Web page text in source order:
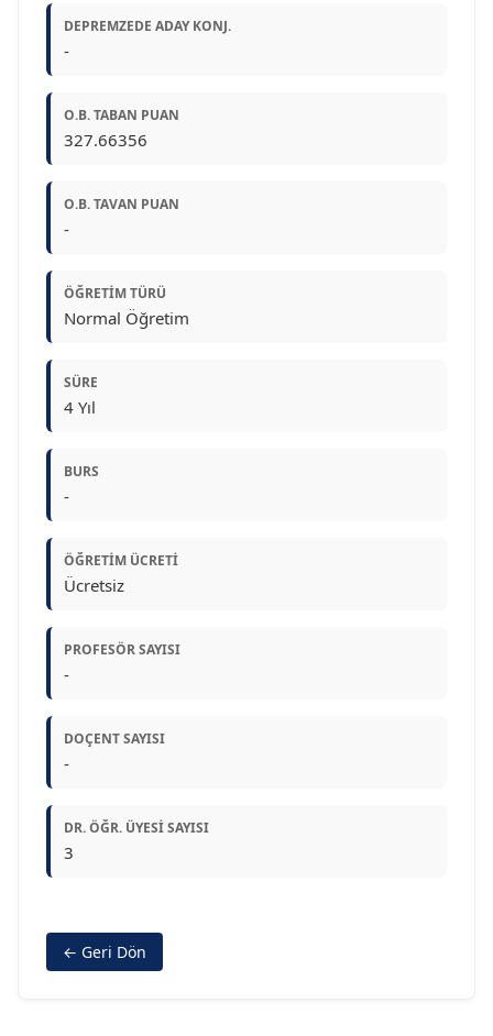
DEPREMZEDE ADAY KONJ.
-
O.B. TABAN PUAN
327.66356
O.B. TAVAN PUAN
-
ÖĞRETIM TÜRÜ
Normal Öğretim
SÜRE
4 Yıl
BURS
-
ÖĞRETIM ÜCRETI
Ücretsiz
PROFESÖR SAYISI
-
DOÇENT SAYISI
-
DR. ÖĞR. ÜYESI SAYISI
3
← Geri Dön